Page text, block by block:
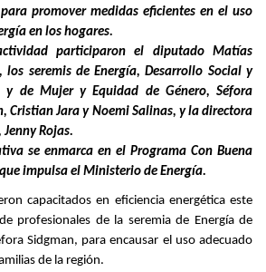
promover medidas eficientes en el uso
en los hogares.
participaron el diputado Matías
los seremis de Energía, Desarrollo Social y
y de Mujer y Equidad de Género, Séfora
Cristian Jara y Noemi Salinas, y la directora
Jenny Rojas.
se enmarca en el Programa Con Buena
impulsa el Ministerio de Energía.
capacitados en eficiencia energética este
profesionales de la seremia de Energía de
Sidgman, para encausar el uso adecuado
de la región.